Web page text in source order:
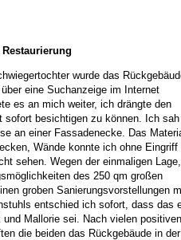
wurde das
eine Suchanzeige im Internet
es an mich weiter, ich drängte den
sofort besichtigen zu können. Ich
an einer Fassadenecke. Das
Wände konnte ich ohne Eingriff
sehen. Wegen der einmaligen
des 250 qm großen
groben Sanierungsvorstellungen
entschied ich sofort, dass das
und Mallorie sei. Nach vielen positiven
die beiden das Rückgebäude in der